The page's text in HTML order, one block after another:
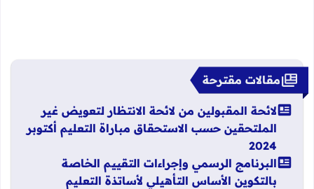
مقالات مقترحة
لائحة المقبولين من لائحة الانتظار لتعويض غير
الملتحقين حسب الاستحقاق مباراة التعليم أكتوبر
2024
البرنامج الرسمي وإجراءات التقييم الخاصة
بالتكوين الأساس التأهيلي لأساتذة التعليم